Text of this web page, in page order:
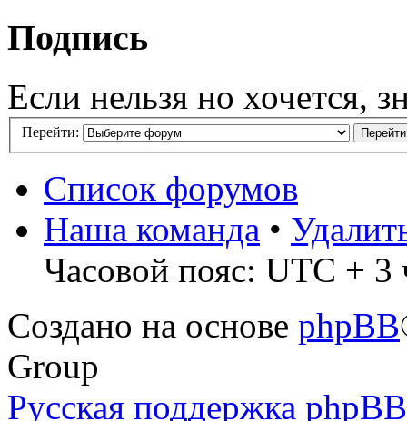
Подпись
Если нельзя но хочется,
Перейти:
Список форумов
Наша команда •
Часовой пояс: UTC + 3
Создано на основе phpBB
Group
Русская поддержка phpBB